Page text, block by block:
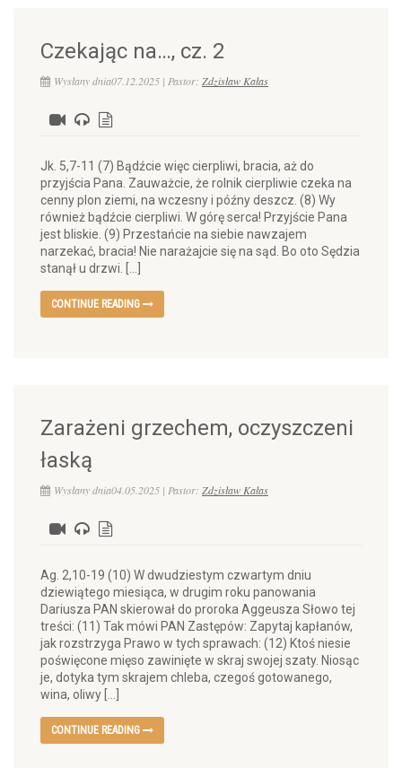
Czekając na…, cz. 2
Wysłany dnia07.12.2025 | Pastor: Zdzisław Kałas
Jk. 5,7-11 (7) Bądźcie więc cierpliwi, bracia, aż do
przyjścia Pana. Zauważcie, że rolnik cierpliwie czeka na
cenny plon ziemi, na wczesny i późny deszcz. (8) Wy
również bądźcie cierpliwi. W górę serca! Przyjście Pana
jest bliskie. (9) Przestańcie na siebie nawzajem
narzekać, bracia! Nie narażajcie się na sąd. Bo oto Sędzia
stanął u drzwi. […]
CONTINUE READING
Zarażeni grzechem, oczyszczeni
łaską
Wysłany dnia04.05.2025 | Pastor: Zdzisław Kałas
Ag. 2,10-19 (10) W dwudziestym czwartym dniu
dziewiątego miesiąca, w drugim roku panowania
Dariusza PAN skierował do proroka Aggeusza Słowo tej
treści: (11) Tak mówi PAN Zastępów: Zapytaj kapłanów,
jak rozstrzyga Prawo w tych sprawach: (12) Ktoś niesie
poświęcone mięso zawinięte w skraj swojej szaty. Niosąc
je, dotyka tym skrajem chleba, czegoś gotowanego,
wina, oliwy […]
CONTINUE READING